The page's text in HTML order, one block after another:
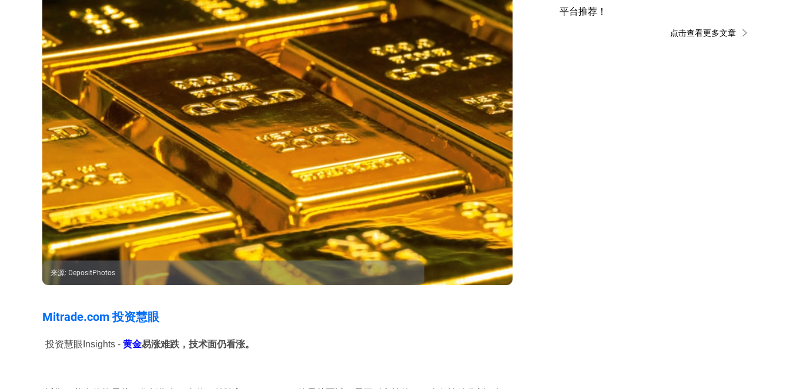
来源: DepositPhotos
Mitrade.com 投资慧眼
投资慧眼Insights - 黄金易涨难跌，技术面仍看涨。
平台推荐！
点击查看更多文章